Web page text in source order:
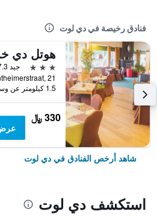
فنادق رخيصة في دي لوت
3 نجوم
جيد 7.3
1.5 كيلومتر عن وسط المدينة
330 ﷼
شاهد أرخص الفنادق في دي لوت
استكشف دي لوت